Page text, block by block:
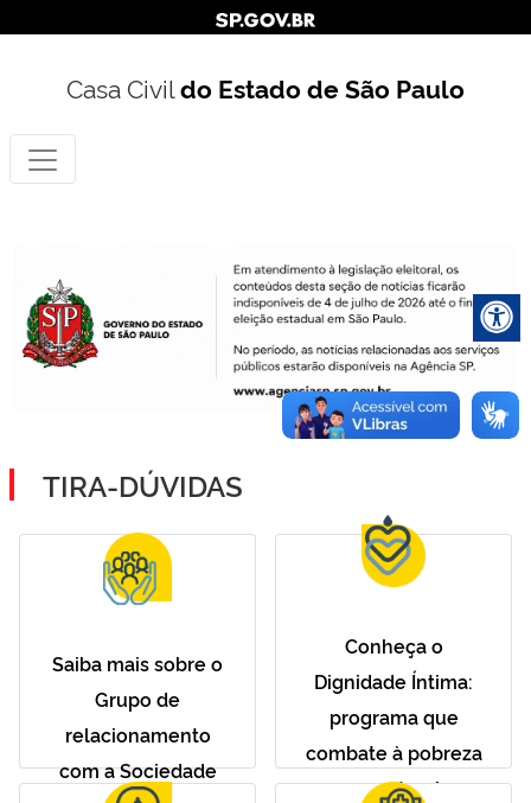
Casa Civildo Estado de São Paulo
TIRA-DÚVIDAS
Saiba mais sobre o
Grupo de
relacionamento
com a Sociedade
Conheça o
Dignidade Íntima:
programa que
combate à pobreza
menstrual